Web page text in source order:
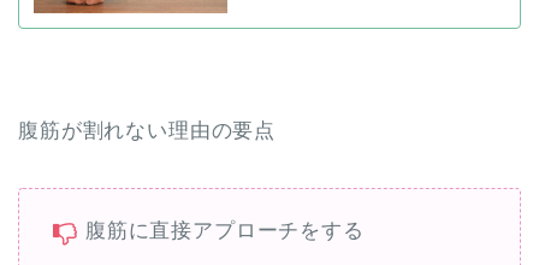
腹筋が割れない理由の要点
腹筋に直接アプローチをする